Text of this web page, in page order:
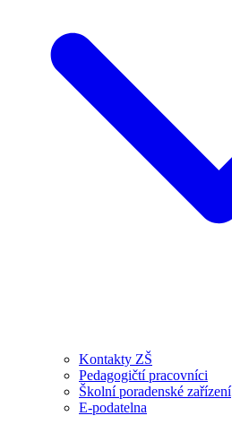
Kontakty ZŠ
Pedagogičtí pracovníci
Školní poradenské zařízení
E-podatelna